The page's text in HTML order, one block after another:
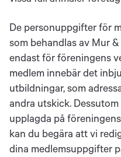
De personuppgifter för
som behandlas av Mur
endast för föreningens
medlem innebär det
utbildningar, som
andra utskick.
upplagda på
kan du begära att vi
dina medlemsuppgifter